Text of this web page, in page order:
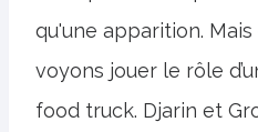
qu'une apparition.
voyons jouer le rôle
food truck. Djarin et